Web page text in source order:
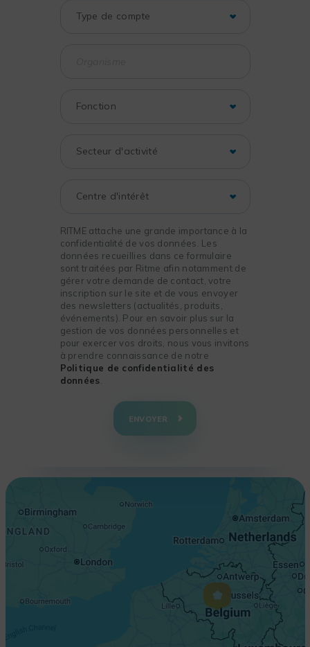
RITME attache une grande importance à la
confidentialité de vos données. Les
données recueillies dans ce formulaire
sont traitées par Ritme afin notamment de
gérer votre demande de contact, votre
inscription sur le site et de vous envoyer
des newsletters (actualités, produits,
événements). Pour en savoir plus sur la
gestion de vos données personnelles et
pour exercer vos droits, nous vous invitons
à prendre connaissance de notre
Politique de confidentialité des
données
ENVOYER